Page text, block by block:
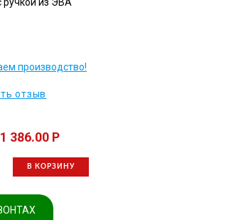
производство!
отзыв
386.00 P
В КОРЗИНУ